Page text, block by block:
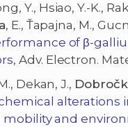
Y., Hsiao, Y.-K.,
, E., Ťapajna, M.,
of β-
, Adv. Electron.
Dekan, J.,
alterations
and